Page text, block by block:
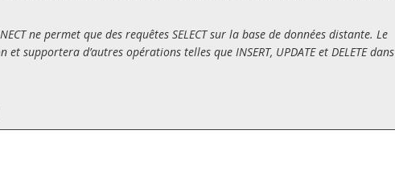
ne permet que des requêtes SELECT sur la base de données distante. Le
supportera d’autres opérations telles que INSERT, UPDATE et DELETE dans